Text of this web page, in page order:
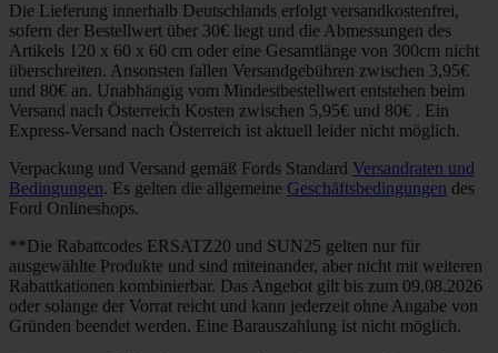
Die Lieferung innerhalb Deutschlands erfolgt versandkostenfrei,
sofern der Bestellwert über 30€ liegt und die Abmessungen des
Artikels 120 x 60 x 60 cm oder eine Gesamtlänge von 300cm nicht
überschreiten. Ansonsten fallen Versandgebühren zwischen 3,95€
und 80€ an. Unabhängig vom Mindestbestellwert entstehen beim
Versand nach Österreich Kosten zwischen 5,95€ und 80€ . Ein
Express-Versand nach Österreich ist aktuell leider nicht möglich.
Verpackung und Versand gemäß Fords Standard Versandraten und
Bedingungen. Es gelten die allgemeine Geschäftsbedingungen des
Ford Onlineshops.
**Die Rabattcodes ERSATZ20 und SUN25 gelten nur für
ausgewählte Produkte und sind miteinander, aber nicht mit weiteren
Rabattkationen kombinierbar. Das Angebot gilt bis zum 09.08.2026
oder solange der Vorrat reicht und kann jederzeit ohne Angabe von
Gründen beendet werden. Eine Barauszahlung ist nicht möglich.